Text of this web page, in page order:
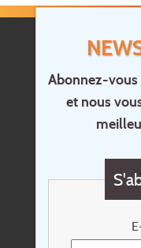
Abonnez-
et nous